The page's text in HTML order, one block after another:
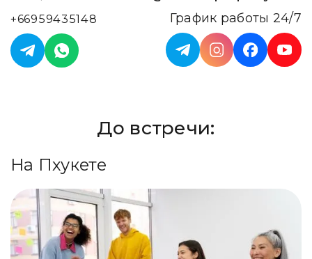
+66959435148
График работы 24/7
До встречи:
На Пхукете